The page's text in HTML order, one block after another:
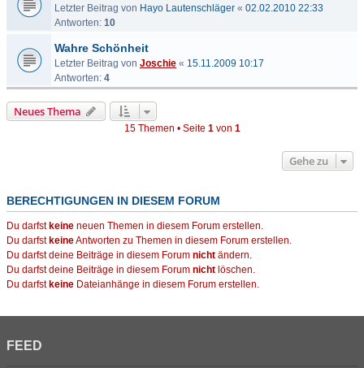
Letzter Beitrag von Hayo Lautenschläger « 02.02.2010 22:33
Antworten: 10
Wahre Schönheit
Letzter Beitrag von Joschie « 15.11.2009 10:17
Antworten: 4
Neues Thema
15 Themen • Seite 1von 1
Gehe zu
BERECHTIGUNGEN IN DIESEM FORUM
Du darfst keine neuen Themen in diesem Forum erstellen.
Du darfst keineAntworten zu Themen in diesem Forum erstellen.
Du darfst deine Beiträge in diesem Forum nicht ändern.
Du darfst deine Beiträge in diesem Forum nicht löschen.
Du darfst keine Dateianhänge in diesem Forum erstellen.
FEED